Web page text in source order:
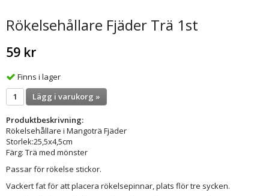
Rökelsehållare Fjäder Trä 1st
59 kr
Finns i lager
Lägg i varukorg »
Produktbeskrivning:
Rökelsehållare i Mangoträ Fjäder
Storlek:25,5x4,5cm
Färg: Trä med mönster
Passar för rökelse stickor.
Vackert fat för att placera rökelsepinnar, plats flör tre sycken.